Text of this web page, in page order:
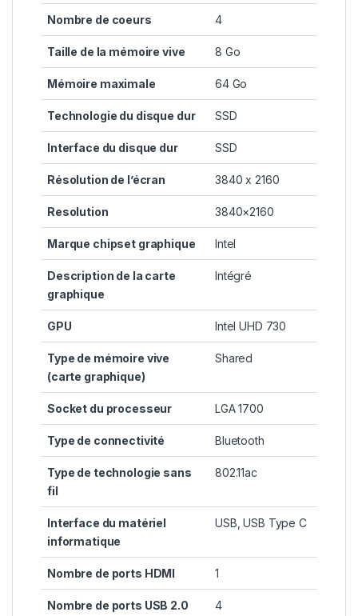
Nombre de coeurs ‎4
Taille de la mémoire vive ‎8 Go
Mémoire maximale ‎64 Go
Technologie du disque dur ‎SSD
Interface du disque dur ‎SSD
Résolution de l’écran ‎3840 x 2160
Resolution ‎3840×2160
Marque chipset graphique ‎Intel
Description de la carte
graphique
‎Intégré
GPU ‎Intel UHD 730
Type de mémoire vive
(carte graphique)
‎Shared
Socket du processeur ‎LGA 1700
Type de connectivité ‎Bluetooth
Type de technologie sans
fil
‎802.11ac
Interface du matériel
informatique
‎USB, USB Type C
Nombre de ports HDMI ‎1
Nombre de ports USB 2.0 ‎4